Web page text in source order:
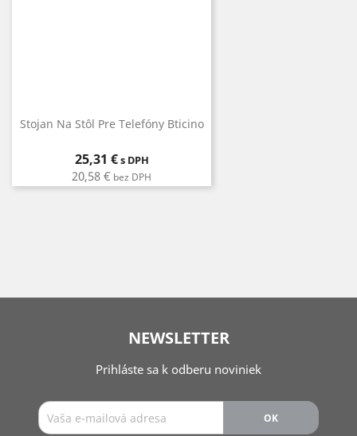
Stojan Na Stôl Pre Telefóny Bticino
Cena
25,31 €s DPH
20,58 € bez DPH
NEWSLETTER
Prihláste sa k odberu noviniek